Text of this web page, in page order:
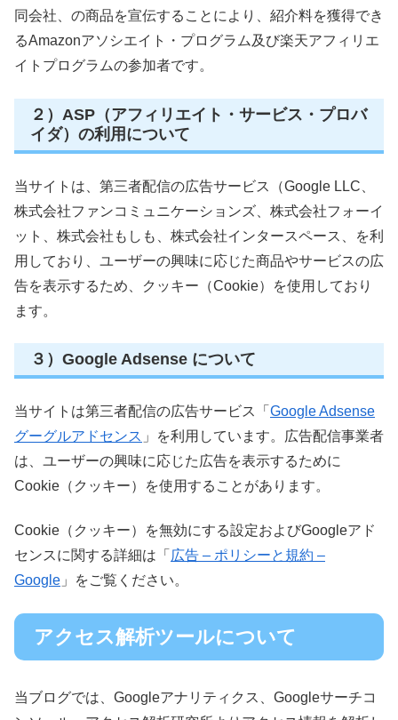
同会社、の商品を宣伝することにより、紹介料を獲得でき
るAmazonアソシエイト・プログラム及び楽天アフィリエ
イトプログラムの参加者です。
２）ASP（アフィリエイト・サービス・プロバ
イダ）の利用について
当サイトは、第三者配信の広告サービス（Google LLC、
株式会社ファンコミュニケーションズ、株式会社フォーイ
ット、株式会社もしも、株式会社インタースペース、
を利
用しており、ユーザーの興味に応じた商品やサービスの広
告を表示するため、クッキー（Cookie）を使用しており
ます。
３）Google Adsense について
当サイトは第三者配信の広告サービス「 Google Adsense
グーグルアドセンス 」を利用しています。広告配信事業者
は、ユーザーの興味に応じた広告を表示するために
Cookie（クッキー）を使用することがあります。
Cookie（クッキー）を無効にする設定およびGoogleアド
センスに関する詳細は「 広告 – ポリシーと規約 –
Google 」をご覧ください。
アクセス解析ツールについて
当ブログでは、Googleアナリティクス、Googleサーチコ